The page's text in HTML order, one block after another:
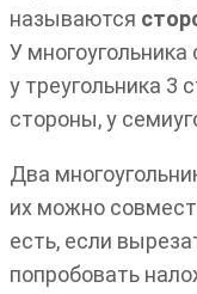
называются
У многоугольника
у треугольника 3
стороны, у
Два
их можно
есть, если
попробовать